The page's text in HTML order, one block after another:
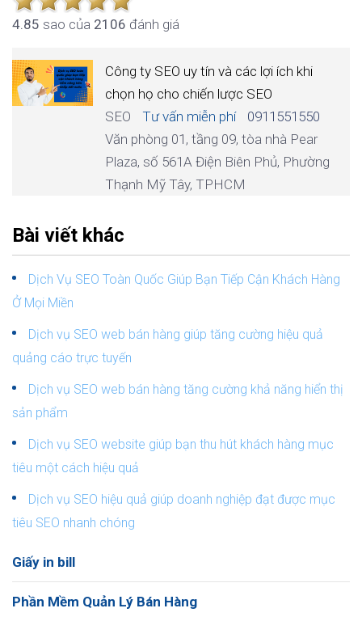
4.85 sao của 2106 đánh giá
Công ty SEO uy tín và các lợi ích khi
chọn họ cho chiến lược SEO
SEO
Tư vấn miễn phí
0911551550
Văn phòng 01, tầng 09, tòa nhà Pear
Plaza, số 561A Điện Biên Phủ, Phường
Thạnh Mỹ Tây, TPHCM
Bài viết khác
Dịch Vụ SEO Toàn Quốc Giúp Bạn Tiếp Cận Khách Hàng
Ở Mọi Miền
Dịch vụ SEO web bán hàng giúp tăng cường hiệu quả
quảng cáo trực tuyến
Dịch vụ SEO web bán hàng tăng cường khả năng hiển thị
sản phẩm
Dịch vụ SEO website giúp bạn thu hút khách hàng mục
tiêu một cách hiệu quả
Dịch vụ SEO hiệu quả giúp doanh nghiệp đạt được mục
tiêu SEO nhanh chóng
Giấy in bill
Phần Mềm Quản Lý Bán Hàng